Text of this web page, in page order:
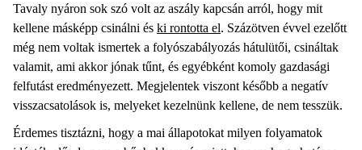
Tavaly nyáron sok szó volt az aszály kapcsán arról, hogy mit
kellene másképp csinálni és ki rontotta el. Százötven évvel ezelőtt
még nem voltak ismertek a folyószabályozás hátulütői, csináltak
valamit, ami akkor jónak tűnt, és egyébként komoly gazdasági
felfutást eredményezett. Megjelentek viszont később a negatív
visszacsatolások is, melyeket kezelnünk kellene, de nem tesszük.
Érdemes tisztázni, hogy a mai állapotokat milyen folyamatok